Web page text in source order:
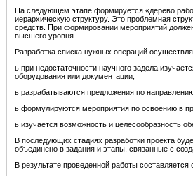
На следующем этапе формируется «дерево
иерархическую структуру. Это проблемная
средств. При формировании мероприятий
высшего уровня.
Разработка списка нужных операций
ь при недостаточности научного задела
оборудования или документации;
ь разрабатываются предложения по
ь формулируются мероприятия по освоению в
ь изучается возможность и целесообразность
В последующих стадиях разработки проекта
объединено в задания и этапы, связанные с
В результате проведенной работы